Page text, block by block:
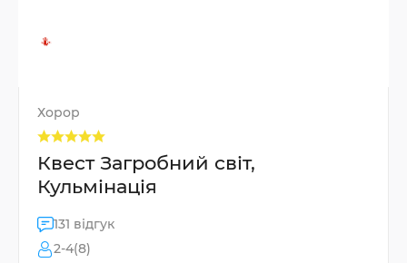
Хорор
Квест Загробний світ,
Кульмінація
131 відгук
2-4(8)